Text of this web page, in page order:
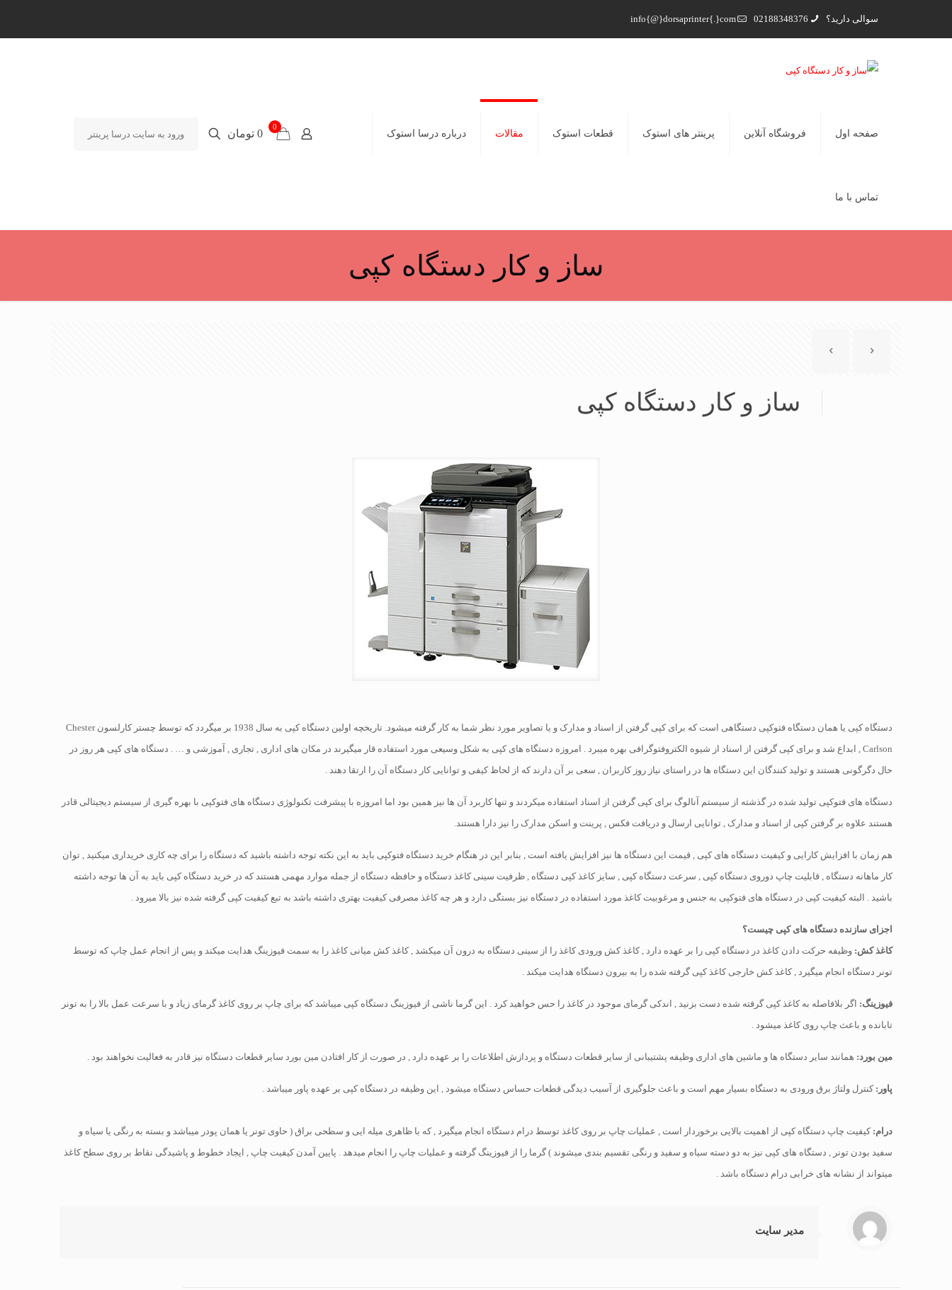
سوالی دارید؟ 02188348376
info{@}dorsaprinter{.}com
صفحه اول فروشگاه آنلاین پرینتر های استوک قطعات استوک مقالات درباره درسا استوک
تماس با ما
0
0 تومان ورود به سایت درسا پرینتر
ساز و کار دستگاه کپی
ساز و کار دستگاه کپی
دستگاه کپی یا همان دستگاه فتوکپی دستگاهی است که برای کپی گرفتن از اسناد و مدارک و یا تصاویر مورد نظر شما به کار گرفته میشود. تاریخچه اولین دستگاه کپی به سال 1938 بر میگردد که توسط چستر کارلسون Chester
Carlson , ابداع شد و برای کپی گرفتن از اسناد از شیوه الکتروفتوگرافی بهره میبرد . امروزه دستگاه های کپی به شکل وسیعی مورد استفاده قار میگیرند در مکان های اداری , تجاری , آموزشی و … . دستگاه های کپی هر روز در
حال دگرگونی هستند و تولید کنندگان این دستگاه ها در راستای نیاز روز کاربران , سعی بر آن دارند که از لحاظ کیفی و توانایی کار دستگاه آن را ارتقا دهند .
دستگاه های فتوکپی تولید شده در گذشته از سیستم آنالوگ برای کپی گرفتن از اسناد استفاده میکردند و تنها کاربرد آن ها نیز همین بود اما امروزه با پیشرفت تکنولوژی دستگاه های فتوکپی با بهره گیری از سیستم دیجیتالی قادر
هستند علاوه بر گرفتن کپی از اسناد و مدارک , توانایی ارسال و دریافت فکس , پرینت و اسکن مدارک را نیز دارا هستند.
هم زمان با افزایش کارایی و کیفیت دستگاه های کپی , قیمت این دستگاه ها نیز افزایش یافته است , بنابر این در هنگام خرید دستگاه فتوکپی باید به این نکته توجه داشته باشید که دستگاه را برای چه کاری خریداری میکنید , توان
کار ماهانه دستگاه , قابلیت چاپ دوروی دستگاه کپی , سرعت دستگاه کپی , سایز کاغذ کپی دستگاه , ظرفیت سینی کاغذ دستگاه و حافظه دستگاه از جمله موارد مهمی هستند که در خرید دستگاه کپی باید به آن ها توجه داشته
باشید . البته کیفیت کپی در دستگاه های فتوکپی به جنس و مرغوبیت کاغذ مورد استفاده در دستگاه نیز بستگی دارد و هر چه کاغذ مصرفی کیفیت بهتری داشته باشد به تبع کیفیت کپی گرفته شده نیز بالا میرود .
اجزای سازنده دستگاه های کپی چیست؟
کاغذ کش: وظیفه حرکت دادن کاغذ در دستگاه کپی را بر عهده دارد , کاغذ کش ورودی کاغذ را از سینی دستگاه به درون آن میکشد , کاغذ کش میانی کاغذ را به سمت فیوزینگ هدایت میکند و پس از انجام عمل چاپ که توسط
تونر دستگاه انجام میگیرد , کاغذ کش خارجی کاغذ کپی گرفته شده را به بیرون دستگاه هدایت میکند .
فیوزینگ: اگر بلافاصله به کاغذ کپی گرفته شده دست بزنید , اندکی گرمای موجود در کاغذ را حس خواهید کرد . این گرما ناشی از فیوزینگ دستگاه کپی میباشد که برای چاپ بر روی کاغذ گرمای زیاد و با سرعت عمل بالا را به تونر
تابانده و باعث چاپ روی کاغذ میشود .
مین بورد: همانند سایر دستگاه ها و ماشین های اداری وظیفه پشتیبانی از سایر قطعات دستگاه و پردازش اطلاعات را بر عهده دارد , در صورت از کار افتادن مین بورد سایر قطعات دستگاه نیز قادر به فعالیت نخواهند بود .
پاور: کنترل ولتاژ برق ورودی به دستگاه بسیار مهم است و باعث جلوگیری از آسیب دیدگی قطعات حساس دستگاه میشود , این وظیفه در دستگاه کپی بر عهده پاور میباشد .
درام:کیفیت چاپ دستگاه کپی از اهمیت بالایی برخوردار است , عملیات چاپ بر روی کاغذ توسط درام دستگاه انجام میگیرد , که با ظاهری میله ایی و سطحی براق ( حاوی تونر یا همان پودر میباشد و بسته به رنگی یا سیاه و
سفید بودن تونر , دستگاه های کپی نیز به دو دسته سیاه و سفید و رنگی تقسیم بندی میشوند ) گرما را از فیوزینگ گرفته و عملیات چاپ را انجام میدهد . پایین آمدن کیفیت چاپ , ایجاد خطوط و پاشیدگی نقاط بر روی سطح کاغذ
میتواند از نشانه های خرابی درام دستگاه باشد .
مدیر سایت